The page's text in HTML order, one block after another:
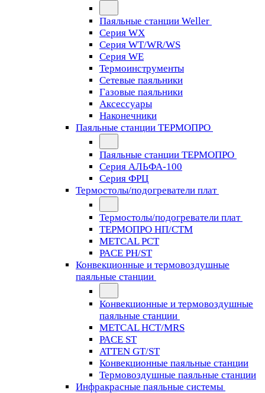
Паяльные станции Weller
Серия WX
Серия WT/WR/WS
Серия WE
Термоинструменты
Сетевые паяльники
Газовые паяльники
Аксессуары
Наконечники
Паяльные станции ТЕРМОПРО
Паяльные станции ТЕРМОПРО
Серия АЛЬФА-100
Серия ФРЦ
Термостолы/подогреватели плат
Термостолы/подогреватели плат
ТЕРМОПРО НП/СТМ
METCAL PCT
PACE PH/ST
Конвекционные и термовоздушные
паяльные станции
Конвекционные и термовоздушные
паяльные станции
METCAL HCT/MRS
PACE ST
ATTEN GT/ST
Конвекционные паяльные станции
Термовоздушные паяльные станции
Инфракрасные паяльные системы